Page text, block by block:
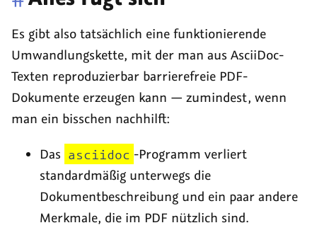
Es gibt also tatsächlich eine funktionierende
Umwandlungskette, mit der man aus AsciiDoc-
Texten reproduzierbar barrierefreie PDF-
Dokumente erzeugen kann — zumindest, wenn
man ein bisschen nachhilft:
Das asciidoc -Programm verliert
standardmäßig unterwegs die
Dokumentbeschreibung und ein paar andere
Merkmale, die im PDF nützlich sind.